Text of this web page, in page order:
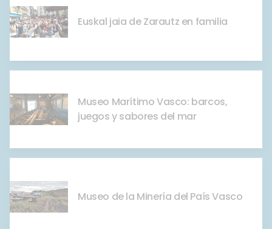
Euskal jaia de Zarautz en familia
Museo Marítimo Vasco: barcos,
juegos y sabores del mar
Museo de la Minería del País Vasco